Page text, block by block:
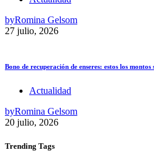
byRomina Gelsom
27 julio, 2026
Bono de recuperación de enseres: estos los
Actualidad
byRomina Gelsom
20 julio, 2026
Trending Tags